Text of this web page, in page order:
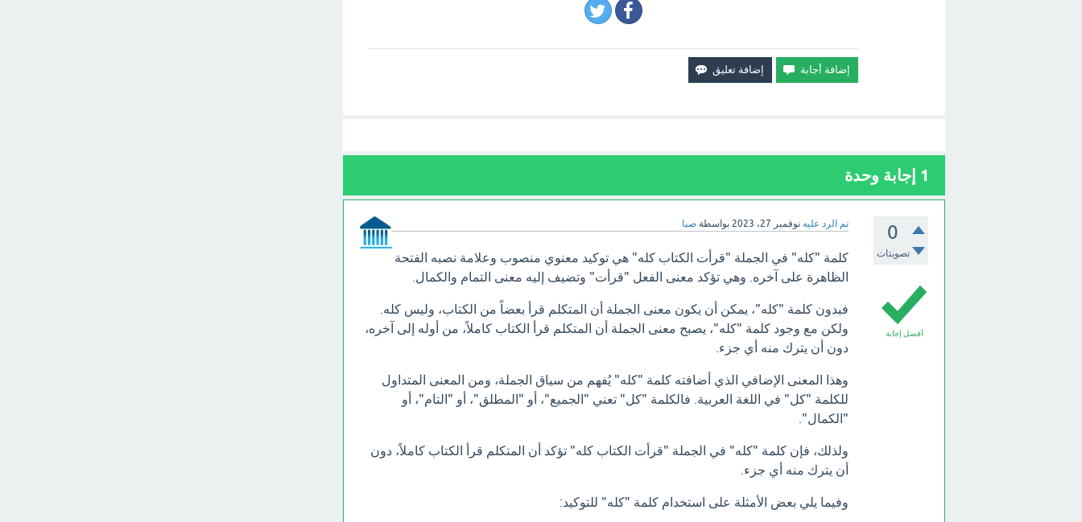
1 إجابة وحدة
0
تصويتات
تم الرد عليه نوفمبر 27، 2023 بواسطة صبا
أفضل إجابة
كلمة "كله" في الجملة "قرأت الكتاب كله" هي توكيد معنوي منصوب وعلامة نصبه الفتحة
الظاهرة على آخره. وهي تؤكد معنى الفعل "قرأت" وتضيف إليه معنى التمام والكمال.
فبدون كلمة "كله"، يمكن أن يكون معنى الجملة أن المتكلم قرأ بعضاً من الكتاب، وليس كله.
ولكن مع وجود كلمة "كله"، يصبح معنى الجملة أن المتكلم قرأ الكتاب كاملاً، من أوله إلى آخره،
دون أن يترك منه أي جزء.
وهذا المعنى الإضافي الذي أضافته كلمة "كله" يُفهم من سياق الجملة، ومن المعنى المتداول
للكلمة "كل" في اللغة العربية. فالكلمة "كل" تعني "الجميع"، أو "المطلق"، أو "التام"، أو
"الكمال".
ولذلك، فإن كلمة "كله" في الجملة "قرأت الكتاب كله" تؤكد أن المتكلم قرأ الكتاب كاملاً، دون
أن يترك منه أي جزء.
وفيما يلي بعض الأمثلة على استخدام كلمة "كله" للتوكيد: